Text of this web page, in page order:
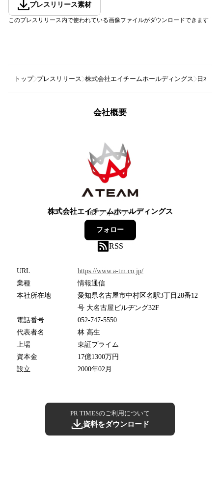
プレスリリース素材
このプレスリリース内で使われている画像ファイルがダウンロードできます
トップ プレスリリース 株式会社エイチームホールディングス 日本最
会社概要
株式会社エイチームホールディングス
167フォロワー
フォロー
RSS
URL
https://www.a-tm.co.jp/
業種
情報通信
本社所在地
愛知県名古屋市中村区名駅3丁目28番12
号 大名古屋ビルヂング32F
電話番号
052-747-5550
代表者名
林 高生
上場
東証プライム
資本金
17億1300万円
設立
2000年02月
PR TIMESのご利用について
資料をダウンロード